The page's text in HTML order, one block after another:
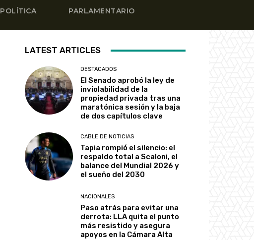
POLÍTICA PARLAMENTARIO
LATEST ARTICLES
DESTACADOS
El Senado aprobó la ley de
inviolabilidad de la
propiedad privada tras una
maratónica sesión y la baja
de dos capítulos clave
CABLE DE NOTICIAS
Tapia rompió el silencio: el
respaldo total a Scaloni, el
balance del Mundial 2026 y
el sueño del 2030
NACIONALES
Paso atrás para evitar una
derrota: LLA quita el punto
más resistido y asegura
apoyos en la Cámara Alta